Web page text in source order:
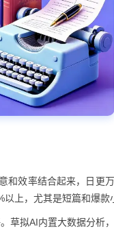
效率结合起来，日更
上，尤其是短篇和爆款
草拟AI内置大数据分析